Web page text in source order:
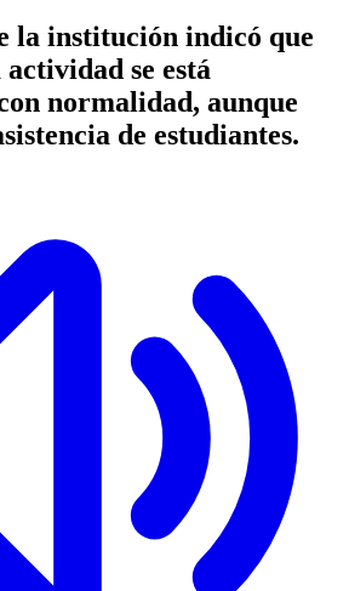
la institución indicó que
actividad se está
normalidad, aunque
de estudiantes.